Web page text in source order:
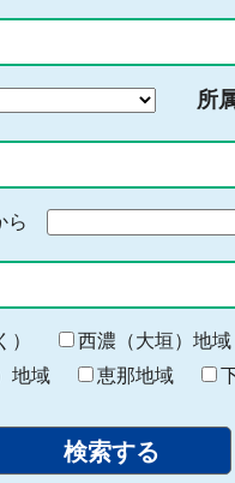
所
ら
終
わ
り
西濃（大垣）地域
地域 恵那地域